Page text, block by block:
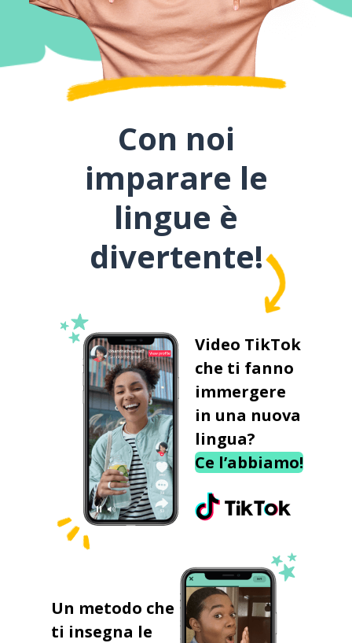
Con noi
imparare le
lingue è
divertente!
Video TikTok
che ti fanno
immergere
in una nuova
lingua?
Ce l’abbiamo!
Un metodo che
ti insegna le